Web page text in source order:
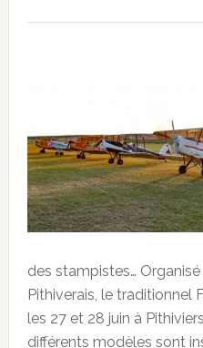
des stampistes…
Pithiverais, le traditionnel
les 27 et 28 juin à
différents modèles sont